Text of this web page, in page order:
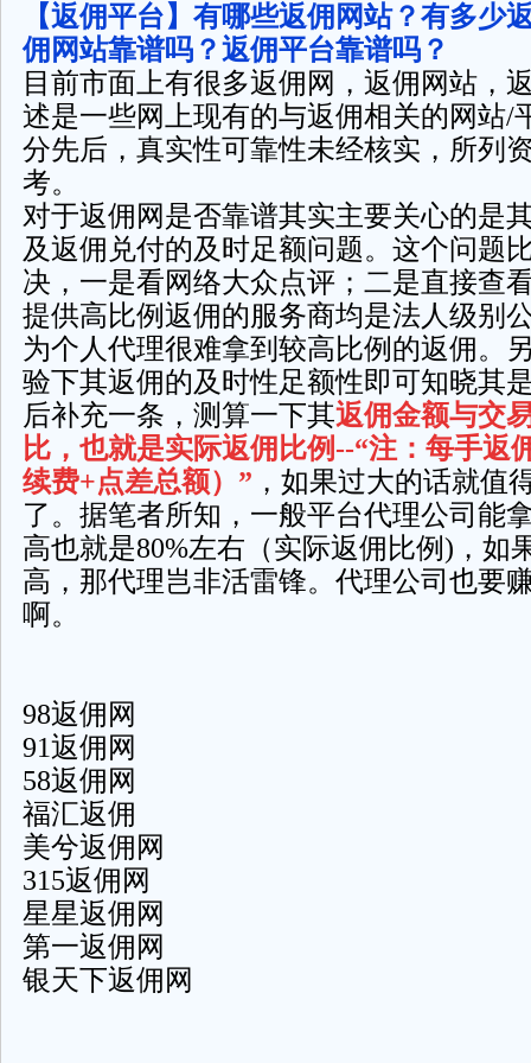
【返佣平台】有哪些返佣网站？有多少
佣网站靠谱吗？返佣平台靠谱吗？
目前市面上有很多返佣网，返佣网站，
述是一些网上现有的与返佣相关的网站/
分先后，真实性可靠性未经核实，所列
考。
对于返佣网是否靠谱其实主要关心的是
及返佣兑付的及时足额问题。这个问题
决，一是看网络大众点评；二是直接查
提供高比例返佣的服务商均是法人级别
为个人代理很难拿到较高比例的返佣。
验下其返佣的及时性足额性即可知晓其
后补充一条，测算一下其返佣金额与交
比，也就是实际返佣比例--“注：每手返
续费+点差总额）” ，如果过大的话就值
了。据笔者所知，一般平台代理公司能
高也就是80%左右（实际返佣比例)，如
高，那代理岂非活雷锋。代理公司也要
啊。
98返佣网
91返佣网
58返佣网
福汇返佣
美兮返佣网
315返佣网
星星返佣网
第一返佣网
银天下返佣网